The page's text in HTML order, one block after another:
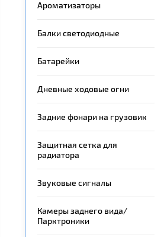
Ароматизаторы
Балки светодиодные
Батарейки
Дневные ходовые огни
Задние фонари на грузовик
Защитная сетка для
радиатора
Звуковые сигналы
Камеры заднего вида/
Парктроники